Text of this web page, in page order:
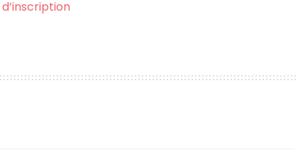
d’inscription